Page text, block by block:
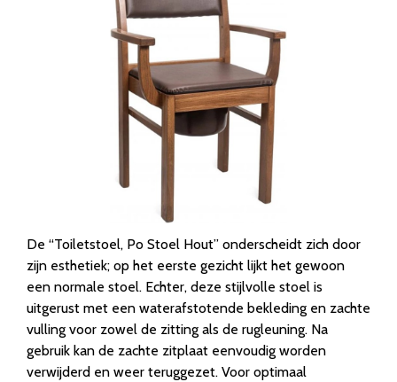
De “Toiletstoel, Po Stoel Hout” onderscheidt zich door
zijn esthetiek; op het eerste gezicht lijkt het gewoon
een normale stoel. Echter, deze stijlvolle stoel is
uitgerust met een waterafstotende bekleding en zachte
vulling voor zowel de zitting als de rugleuning. Na
gebruik kan de zachte zitplaat eenvoudig worden
verwijderd en weer teruggezet. Voor optimaal